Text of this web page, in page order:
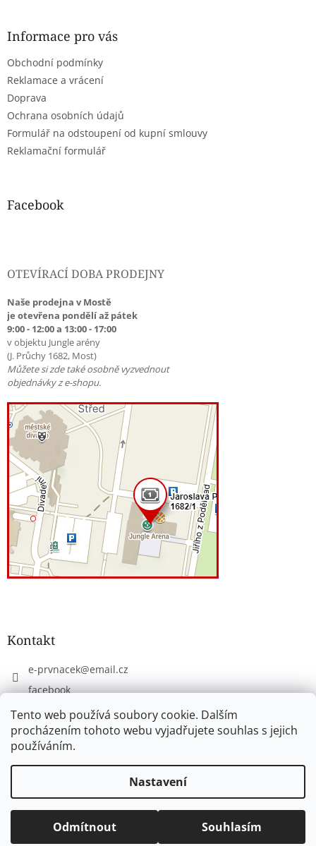
Tento web používá soubory cookie. Dalším
procházením tohoto webu vyjadřujete souhlas s jejich
používáním.
Nastavení
Odmítnout Souhlasím
Informace pro vás
Obchodní podmínky
Reklamace a vrácení
Doprava
Ochrana osobních údajů
Formulář na odstoupení od kupní smlouvy
Reklamační formulář
Facebook
OTEVÍRACÍ DOBA PRODEJNY
Naše prodejna v Mostě
je otevřena pondělí až pátek
9:00 - 12:00 a 13:00 - 17:00
v objektu Jungle arény
(J. Průchy 1682, Most)
Můžete si zde také osobně vyzvednout
objednávky z e-shopu.
Kontakt
e-prvnacek@email.cz
facebook
eprvnacek
Copyright 2026www.e-prvnacek.cz. Všechna práva